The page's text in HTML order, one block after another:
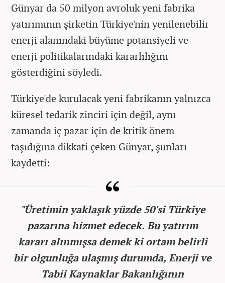
Günyar da 50 milyon avroluk yeni fabrika
yatırımının şirketin Türkiye'nin yenilenebilir
enerji alanındaki büyüme potansiyeli ve
enerji politikalarındaki kararlılığını
gösterdiğini söyledi.
Türkiye'de kurulacak yeni fabrikanın yalnızca
küresel tedarik zinciri için değil, aynı
zamanda iç pazar için de kritik önem
taşıdığına dikkati çeken Günyar, şunları
kaydetti:
"Üretimin yaklaşık yüzde 50'si Türkiye
pazarına hizmet edecek. Bu yatırım
kararı alınmışsa demek ki ortam belirli
bir olgunluğa ulaşmış durumda, Enerji ve
Tabii Kaynaklar Bakanlığının